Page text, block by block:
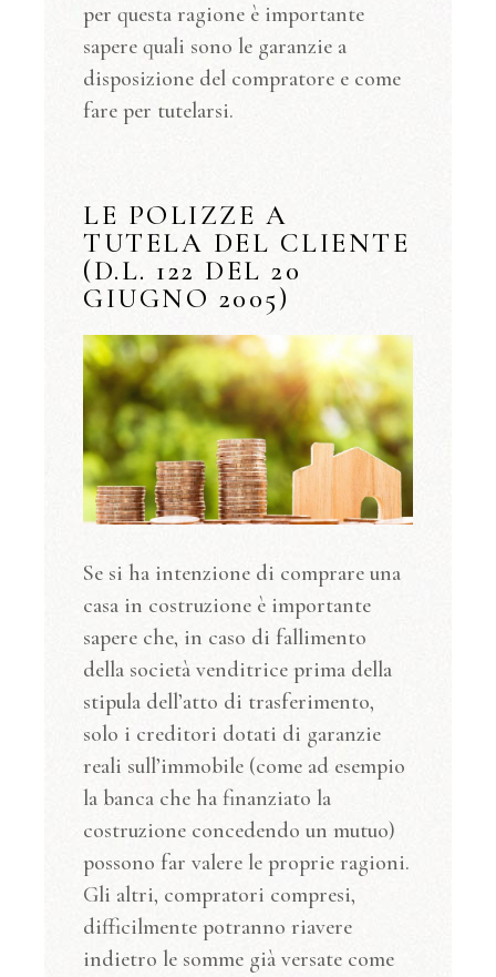
per questa ragione è importante
sapere quali sono le garanzie a
disposizione del compratore e come
fare per tutelarsi.
LE POLIZZE A
TUTELA DEL CLIENTE
(D.L. 122 DEL 20
GIUGNO 2005)
Se si ha intenzione di comprare una
casa in costruzione è importante
sapere che, in caso di fallimento
della società venditrice prima della
stipula dell’atto di trasferimento,
solo i creditori dotati di garanzie
reali sull’immobile (come ad esempio
la banca che ha finanziato la
costruzione concedendo un mutuo)
possono far valere le proprie ragioni.
Gli altri, compratori compresi,
difficilmente potranno riavere
indietro le somme già versate come